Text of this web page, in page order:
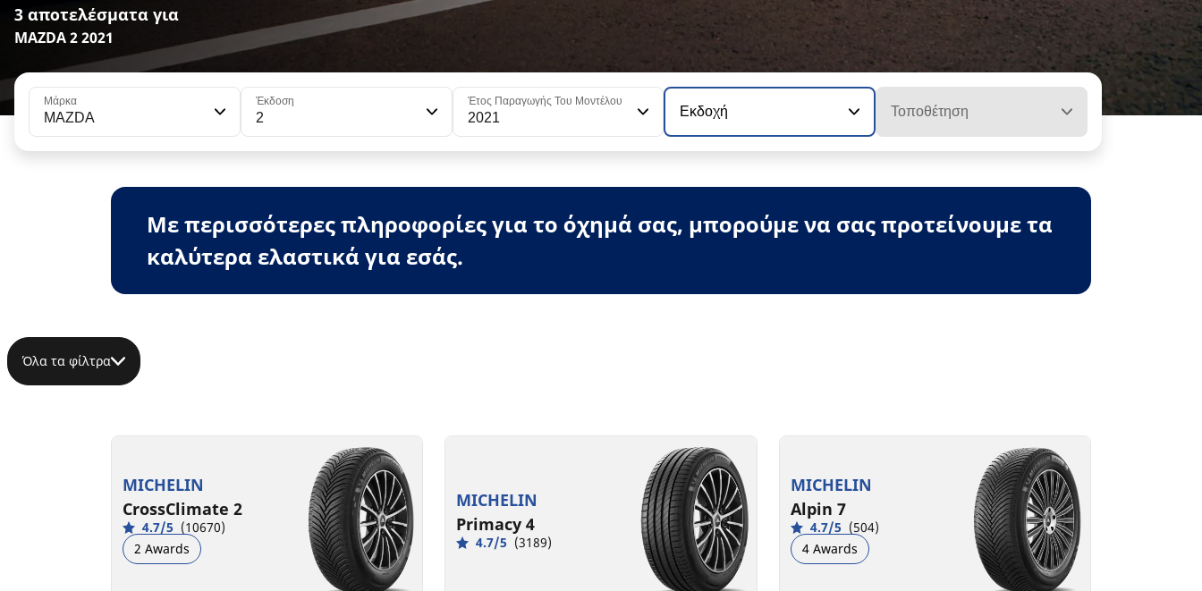
3 αποτελέσματα για
MAZDA 2 2021
Μάρκα
MAZDA
Έκδοση
2
Έτος Παραγωγής Του Μοντέλου
2021 Εκδοχή Τοποθέτηση
Με περισσότερες πληροφορίες για το όχημά σας, μπορούμε να σας προτείνουμε τα
καλύτερα ελαστικά για εσάς.
Όλα τα φίλτρα
MICHELIN
CrossClimate 2
4.7/5 (10670)
2 Awards
MICHELIN
Primacy 4
4.7/5 (3189)
MICHELIN
Alpin 7
4.7/5 (504)
4 Awards